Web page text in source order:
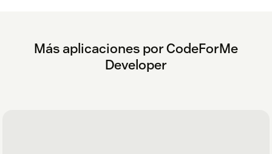
Más aplicaciones por CodeForMe
Developer